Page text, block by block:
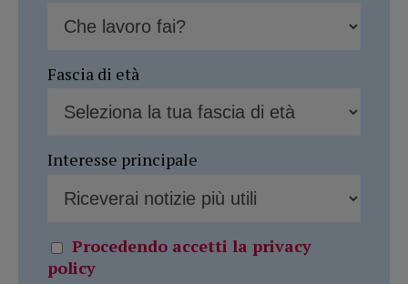
Fascia di età
Interesse principale
Procedendo accetti la privacy
policy